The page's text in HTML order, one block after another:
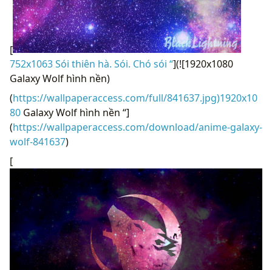
[
752x1063 Sói thiên hà. Sói. Chó sói “](![1920x1080
Galaxy Wolf hình nền)
(https://wallpaperaccess.com/full/841637.jpg)1920x10
80 Galaxy Wolf hình nền “]
(https://wallpaperaccess.com/download/anime-galaxy-
wolf-841637)
[